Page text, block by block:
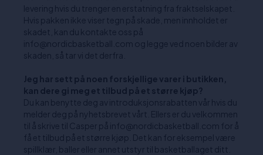
levering hvis du trenger en erstatning fra fraktselskapet.
Hvis pakken ikke viser tegn på skade, men innholdet er
skadet, kan du kontakte oss på
info@nordicbasketball.com og legge ved noen bilder av
skaden, så tar vi det derfra.
Jeg har sett på noen forskjellige varer i butikken,
kan dere gi meg et tilbud på et større kjøp?
Du kan benytte deg av introduksjonsrabatten vår hvis du
melder deg på nyhetsbrevet vårt. Ellers er du velkommen
til å skrive til Casper på info@nordicbasketball.com for å
få et tilbud på et større kjøp. Det kan for eksempel være
spillklær, baller eller annet utstyr til basketballaget ditt.